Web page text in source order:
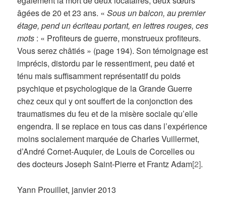
âgées de 20 et 23 ans. «Sous un balcon, au premier
étage, pend un écriteau portant, en lettres rouges, ces
mots : « Profiteurs de guerre, monstrueux profiteurs.
Vous serez châtiés » (page 194). Son témoignage est
imprécis, distordu par le ressentiment, peu daté et
ténu mais suffisamment représentatif du poids
psychique et psychologique de la Grande Guerre
chez ceux qui y ont souffert de la conjonction des
traumatismes du feu et de la misère sociale qu’elle
engendra. Il se replace en tous cas dans l’expérience
moins socialement marquée de Charles Vuillermet,
d’André Cornet-Auquier, de Louis de Corcelles ou
des docteurs Joseph Saint-Pierre et Frantz Adam[2].
Yann Prouillet, janvier 2013